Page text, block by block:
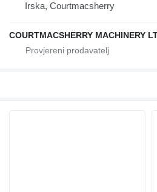
Irska, Courtmacsherry
COURTMACSHERRY MACHINERY